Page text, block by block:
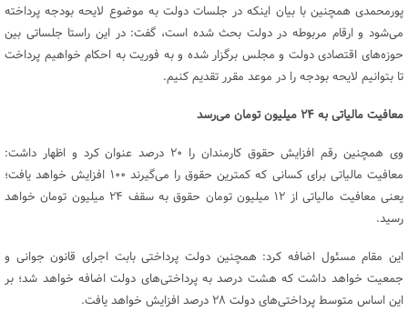
پورمحمدی همچنین با بیان اینکه در جلسات دولت به موضوع لایحه بودجه پرداخته
می‌شود و ارقام مربوطه در دولت بحث شده است، گفت: در این راستا جلساتی بین
حوزه‌های اقتصادی دولت و مجلس برگزار شده و به فوریت به احکام خواهیم پرداخت
تا بتوانیم لایحه بودجه را در موعد مقرر تقدیم کنیم.
معافیت مالیاتی به ۲۴ میلیون تومان می‌رسد
وی همچنین رقم افزایش حقوق کارمندان را ۲۰ درصد عنوان کرد و اظهار داشت:
معافیت مالیاتی برای کسانی که کمترین حقوق را می‌گیرند ۱۰۰ افزایش خواهد یافت؛
یعنی معافیت مالیاتی از ۱۲ میلیون تومان حقوق به سقف ۲۴ میلیون تومان خواهد
رسید.
این مقام مسئول اضافه کرد: همچنین دولت پرداختی بابت اجرای قانون جوانی و
جمعیت خواهد داشت که هشت درصد به پرداختی‌های دولت اضافه خواهد شد؛ بر
این اساس متوسط پرداختی‌های دولت ۲۸ درصد افزایش خواهد یافت.